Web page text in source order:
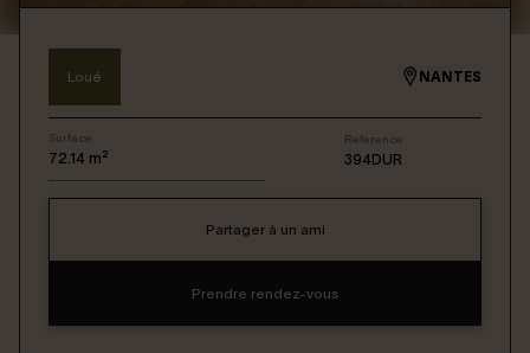
Connexion / Inscription
Loué NANTES
Surface
72.14 m²
Reference
394DUR
Partager à un ami
Prendre rendez-vous